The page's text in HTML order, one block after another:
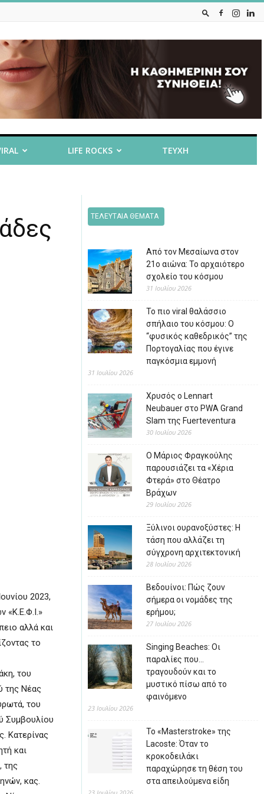
LIFE ROCKS ΤΕΥΧΗ
2023,
«Κ.Ε.Φ.Ι.»
αλλά και
το
του
της Νέας
του
Συμβουλίου
Κατερίνας
και
της
κας.
ΤΕΛΕΥΤΑΙΑ ΘΕΜΑΤΑ
Από τον Μεσαίωνα στον
21ο αιώνα: Το αρχαιότερο
σχολείο του κόσμου
31 Ιουλίου 2026
Το πιο viral θαλάσσιο
σπήλαιο του κόσμου: Ο
“φυσικός καθεδρικός” της
Πορτογαλίας που έγινε
παγκόσμια εμμονή
31 Ιουλίου 2026
Χρυσός ο Lennart
Neubauer στο PWA Grand
Slam της Fuerteventura
30 Ιουλίου 2026
Ο Μάριος Φραγκούλης
παρουσιάζει τα «Χέρια
Φτερά» στο Θέατρο
Βράχων
29 Ιουλίου 2026
Ξύλινοι ουρανοξύστες: Η
τάση που αλλάζει τη
σύγχρονη αρχιτεκτονική
28 Ιουλίου 2026
Βεδουίνοι: Πώς ζουν
σήμερα οι νομάδες της
ερήμου;
27 Ιουλίου 2026
Singing Beaches: Οι
παραλίες που…
τραγουδούν και το
μυστικό πίσω από το
φαινόμενο
23 Ιουλίου 2026
Το «Masterstroke» της
Lacoste: Όταν το
κροκοδειλάκι
παραχώρησε τη θέση του
στα απειλούμενα είδη